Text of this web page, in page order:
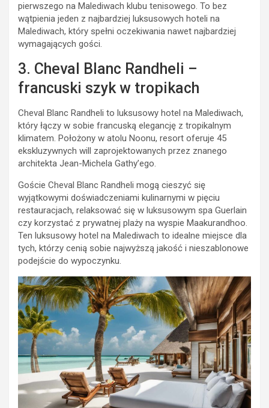
pierwszego na Malediwach klubu tenisowego. To bez
wątpienia jeden z najbardziej luksusowych hoteli na
Malediwach, który spełni oczekiwania nawet najbardziej
wymagających gości.
3. Cheval Blanc Randheli –
francuski szyk w tropikach
Cheval Blanc Randheli to luksusowy hotel na Malediwach,
który łączy w sobie francuską elegancję z tropikalnym
klimatem. Położony w atolu Noonu, resort oferuje 45
ekskluzywnych will zaprojektowanych przez znanego
architekta Jean-Michela Gathy’ego.
Goście Cheval Blanc Randheli mogą cieszyć się
wyjątkowymi doświadczeniami kulinarnymi w pięciu
restauracjach, relaksować się w luksusowym spa Guerlain
czy korzystać z prywatnej plaży na wyspie Maakurandhoo.
Ten luksusowy hotel na Malediwach to idealne miejsce dla
tych, którzy cenią sobie najwyższą jakość i nieszablonowe
podejście do wypoczynku.